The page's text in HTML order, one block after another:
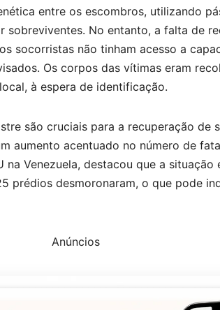
entre os escombros, utilizando
sobreviventes. No entanto, a falta de
socorristas não tinham acesso a
Os corpos das vítimas eram
à espera de identificação.
são cruciais para a recuperação de
aumento acentuado no número de
na Venezuela, destacou que a
prédios desmoronaram, o que pode
Anúncios